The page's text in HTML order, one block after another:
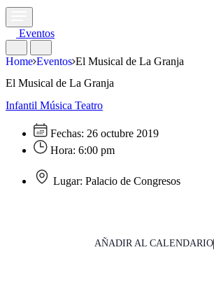
Eventos
Home Eventos El Musical de La Granja
El Musical de La Granja
Infantil Música Teatro
Fechas: 26 octubre 2019
Hora: 6:00 pm
Lugar: Palacio de Congresos
AÑADIR AL CALENDARIO